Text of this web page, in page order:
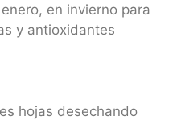
en invierno para
y antioxidantes
hojas desechando